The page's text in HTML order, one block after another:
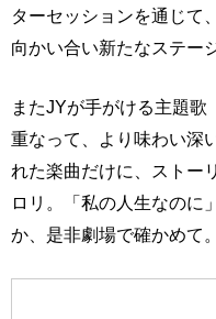
ターセッションを通じて
向かい合い新たなステー
またJYが手がける主題
重なって、より味わい深
れた楽曲だけに、ストー
ロリ。「私の人生なのに
か、是非劇場で確かめて。